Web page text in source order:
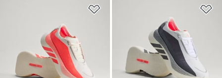
Pridať do zoznamu želaných